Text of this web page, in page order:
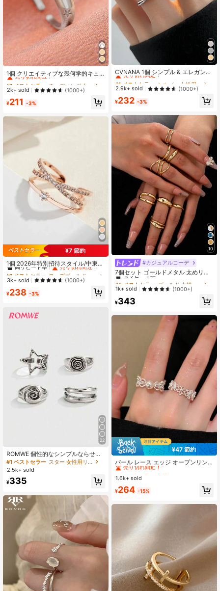
1個 クリエイティブな幾何学的キュ
ービックジルコニアスター型オープ
ンリング、ヴィンテージファッショ
ン女性の指輪ジュエリー
#1 ベストセラー
ウェディング 女性用リング
売り切れ間近！
#1 ベストセラー
売り切れ間近！
#1 ベストセラー
売り切れ間近！
#1 ベストセラー
売り切れ間近！
2k+ sold (1000+)
¥211 -3%
¥7 節約
1個 2026年特別招待スタイル/中東、
ヨーロッパ&アメリカ インフルエン
サーベストセラー、セレブ同型プレ
ミアム銅マイクロインレイ キュービ
ックジルコニア、高品質スーパー人
気オープンリング/女性カジュアル/ビ
デー/カップル/日常着用に適していま
す(工場高品質低価格直販)
#1 ベストセラー
高リピート率
売り切れ間近！
#1 ベストセラー
ローズゴールド 女性用シングルリング
高リピート率
売り切れ間近！
#1 ベストセラー
ローズゴールド 女性用シングルリング
高リピート率
売り切れ間近！
#1 ベストセラー
高リピート率
売り切れ間近！
3k+ sold (1000+)
¥238 -3%
22
ROMWE 個性的なシンプルならせん
星リング4個セット、ファッショナブ
ルなパンクジオメトリック関節リン
グ、女性の日常的なパーティー用、
ユニセックス、ホリデーギフト
#1 ベストセラー
スター 女性用リング
2.5k+ sold
¥335
CVNANA 1個 シンプル & エレガント
なリングデザイン フレッシュスタイ
ルリング女性用、ファッション個性
的 指輪
#1 ベストセラー
売り切れ間近！
#1 ベストセラー
売り切れ間近！
#1 ベストセラー
売り切れ間近！
#1 ベストセラー
売り切れ間近！
2.9k+ sold (1000+)
¥232 -3%
10
#カジュアルコーデ
7個セット ゴールドメタル 太めリン
グ、ミニマリスト クリスクロスリン
グ、女性用 重ね付けできる シンプル
フィンガーリング ジュエリー
#5 ベストセラー
ゴールド 女性用リングセット
高リピート率
#5 ベストセラー
高リピート率
#5 ベストセラー
高リピート率
#5 ベストセラー
高リピート率
1k+ sold (1000+)
¥343
¥47 節約
パール レース エッジ オープンリン
グ 2個セット、ミニマリストの中空
デザインリング、女性の日常着やパ
人への上品なギフト
#1 ベストセラー
真珠 レディース リング
売り切れ間近！
#1 ベストセラー
売り切れ間近！
#1 ベストセラー
売り切れ間近！
#1 ベストセラー
1.6k+ sold
¥264 -15%